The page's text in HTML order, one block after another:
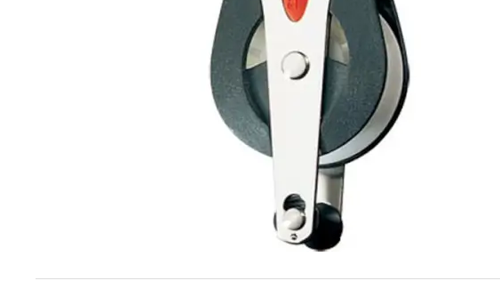
Boten, toebehoren en fun
Meubels en lifestyle